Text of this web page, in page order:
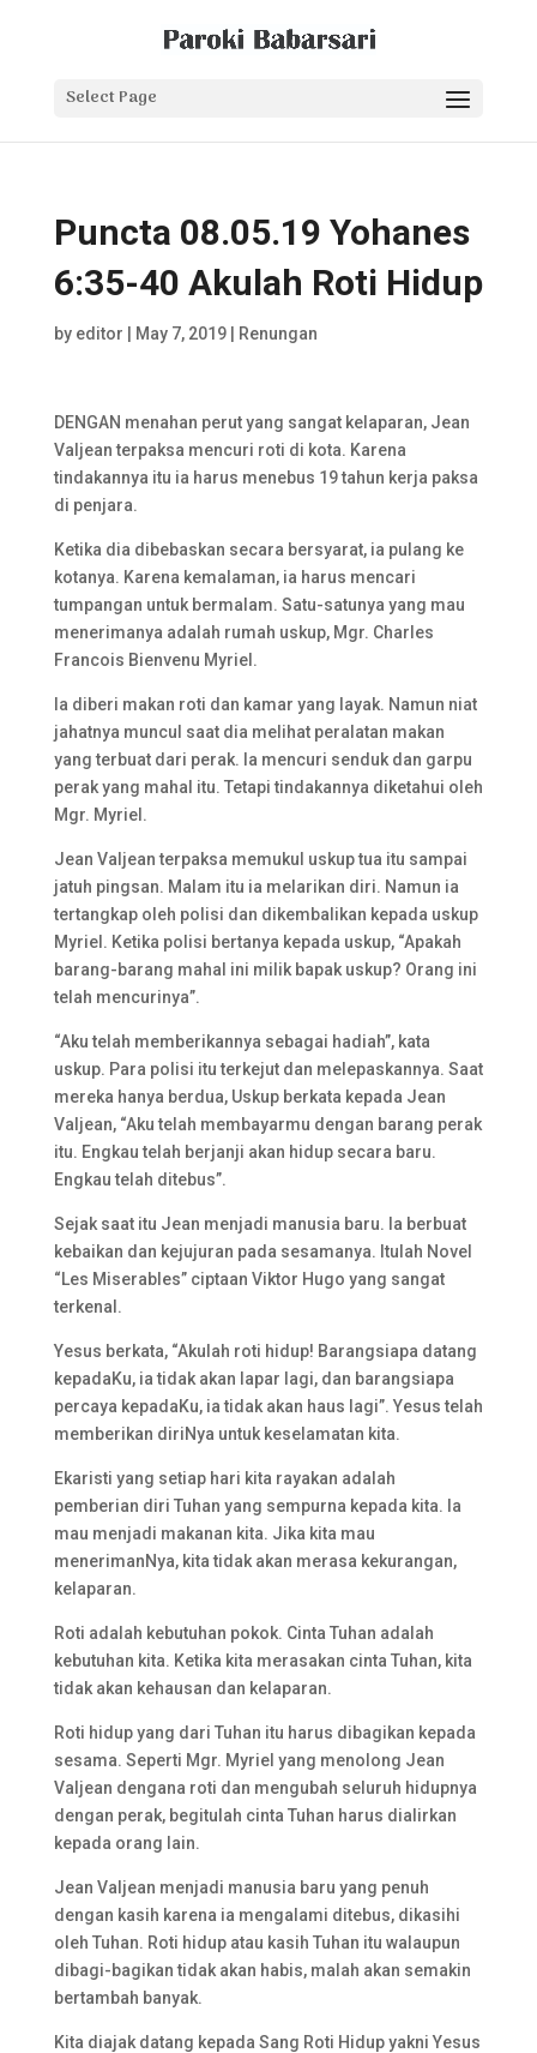
Select Page
Puncta 08.05.19 Yohanes
6:35-40 Akulah Roti Hidup
by editor May 7, 2019| Renungan
DENGAN menahan perut yang sangat kelaparan, Jean
Valjean terpaksa mencuri roti di kota. Karena
tindakannya itu ia harus menebus 19 tahun kerja paksa
di penjara.
Ketika dia dibebaskan secara bersyarat, ia pulang ke
kotanya. Karena kemalaman, ia harus mencari
tumpangan untuk bermalam. Satu-satunya yang mau
menerimanya adalah rumah uskup, Mgr. Charles
Francois Bienvenu Myriel.
Ia diberi makan roti dan kamar yang layak. Namun niat
jahatnya muncul saat dia melihat peralatan makan
yang terbuat dari perak. Ia mencuri senduk dan garpu
perak yang mahal itu. Tetapi tindakannya diketahui oleh
Mgr. Myriel.
Jean Valjean terpaksa memukul uskup tua itu sampai
jatuh pingsan. Malam itu ia melarikan diri. Namun ia
tertangkap oleh polisi dan dikembalikan kepada uskup
Myriel. Ketika polisi bertanya kepada uskup, “Apakah
barang-barang mahal ini milik bapak uskup? Orang ini
telah mencurinya”.
“Aku telah memberikannya sebagai hadiah”, kata
uskup. Para polisi itu terkejut dan melepaskannya. Saat
mereka hanya berdua, Uskup berkata kepada Jean
Valjean, “Aku telah membayarmu dengan barang perak
itu. Engkau telah berjanji akan hidup secara baru.
Engkau telah ditebus”.
Sejak saat itu Jean menjadi manusia baru. Ia berbuat
kebaikan dan kejujuran pada sesamanya. Itulah Novel
“Les Miserables” ciptaan Viktor Hugo yang sangat
terkenal.
Yesus berkata, “Akulah roti hidup! Barangsiapa datang
kepadaKu, ia tidak akan lapar lagi, dan barangsiapa
percaya kepadaKu, ia tidak akan haus lagi”. Yesus telah
memberikan diriNya untuk keselamatan kita.
Ekaristi yang setiap hari kita rayakan adalah
pemberian diri Tuhan yang sempurna kepada kita. Ia
mau menjadi makanan kita. Jika kita mau
menerimanNya, kita tidak akan merasa kekurangan,
kelaparan.
Roti adalah kebutuhan pokok. Cinta Tuhan adalah
kebutuhan kita. Ketika kita merasakan cinta Tuhan, kita
tidak akan kehausan dan kelaparan.
Roti hidup yang dari Tuhan itu harus dibagikan kepada
sesama. Seperti Mgr. Myriel yang menolong Jean
Valjean dengana roti dan mengubah seluruh hidupnya
dengan perak, begitulah cinta Tuhan harus dialirkan
kepada orang lain.
Jean Valjean menjadi manusia baru yang penuh
dengan kasih karena ia mengalami ditebus, dikasihi
oleh Tuhan. Roti hidup atau kasih Tuhan itu walaupun
dibagi-bagikan tidak akan habis, malah akan semakin
bertambah banyak.
Kita diajak datang kepada Sang Roti Hidup yakni Yesus